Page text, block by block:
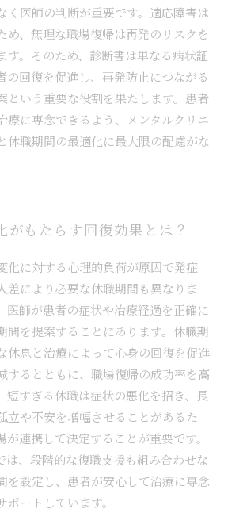
く医師の判断が重要です。適応障害は
め、無理な職場復帰は再発のリスクを
す。そのため、診断書は単なる病状証
の回復を促進し、再発防止につながる
という重要な役割を果たします。患者
療に専念できるよう、メンタルクリニ
休職期間の最適化に最大限の配慮がな
がもたらす回復効果とは？
化に対する心理的負荷が原因で発症
差により必要な休職期間も異なりま
医師が患者の症状や治療経過を正確に
間を提案することにあります。休職期
休息と治療によって心身の回復を促進
するとともに、職場復帰の成功率を高
短すぎる休職は症状の悪化を招き、長
立や不安を増幅させることがあるた
連携して決定することが重要です。
は、段階的な復職支援も組み合わせな
を設定し、患者が安心して治療に専念
ートしています。